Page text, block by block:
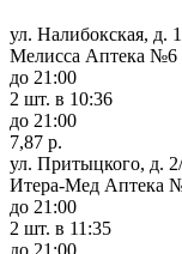
ул. Налибокская,
Мелисса Аптека №6
до 21:00
2 шт. в 10:36
до 21:00
7,87 р.
ул. Притыцкого, д.
Итера-Мед Аптека
до 21:00
2 шт. в 11:35
до 21:00